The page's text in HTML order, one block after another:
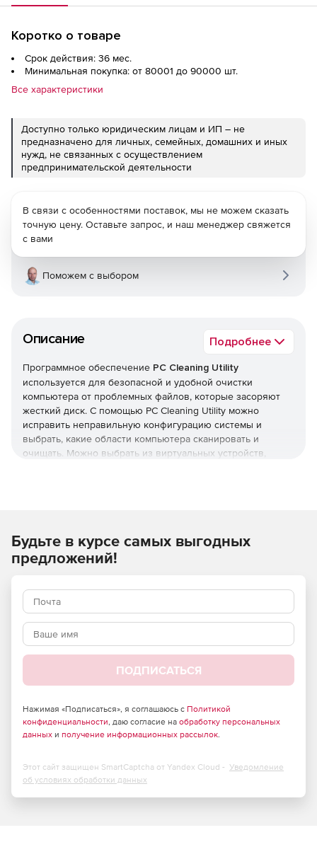
Коротко о товаре
Срок действия: 36 мес.
Минимальная покупка: от 80001 до 90000 шт.
Все характеристики
Доступно только юридическим лицам и ИП – не
предназначено для личных, семейных, домашних и иных
нужд, не связанных с осуществлением
предпринимательской деятельности
Описание Подробнее
Программное обеспечение PC Cleaning Utility
используется для безопасной и удобной очистки
компьютера от проблемных файлов, которые засоряют
жесткий диск. С помощью PC Cleaning Utility можно
исправить неправильную конфигурацию системы и
выбрать, какие области компьютера сканировать и
очищать. Можно выбрать из виртуальных устройств,
программа работает бесперебойно и не повреждает
системные файлы.
В связи с особенностями поставок, мы не можем сказать
точную цену. Оставьте запрос, и наш менеджер свяжется
с вами
Поможем с выбором
Будьте в курсе самых выгодных
предложений!
ПОДПИСАТЬСЯ
Нажимая «Подписаться», я соглашаюсь с Политикой
конфиденциальности, даю согласие на обработку персональных
данных и получение информационных рассылок.
Этот сайт защищен SmartCaptcha от Yandex Cloud - Уведомление
об условиях обработки данных